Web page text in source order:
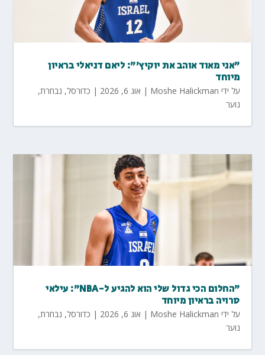
"אני מאוד אוהב את יוקיץ'": ליאם דניאלי בראיון
מיוחד
על ידי Moshe Halickman
| אוג 6, 2026 | כדורסל, נבחרת,
נוער
"החלום הכי גדול שלי הוא להגיע ל-NBA": עילאי
סרויה בראיון מיוחד
על ידי Moshe Halickman
| אוג 6, 2026 | כדורסל, נבחרת,
נוער